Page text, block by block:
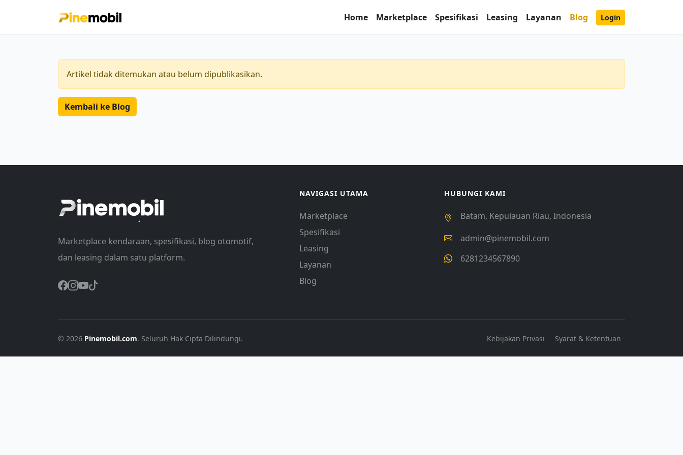
Home Marketplace Spesifikasi Leasing Layanan Blog Login
Artikel tidak ditemukan atau belum dipublikasikan.
Kembali ke Blog
Marketplace kendaraan, spesifikasi, blog otomotif,
dan leasing dalam satu platform.
NAVIGASI UTAMA
Marketplace
Spesifikasi
Leasing
Layanan
Blog
HUBUNGI KAMI
Batam, Kepulauan Riau, Indonesia
admin@pinemobil.com
6281234567890
© 2026 Pinemobil.com. Seluruh Hak Cipta Dilindungi. Kebijakan Privasi Syarat & Ketentuan